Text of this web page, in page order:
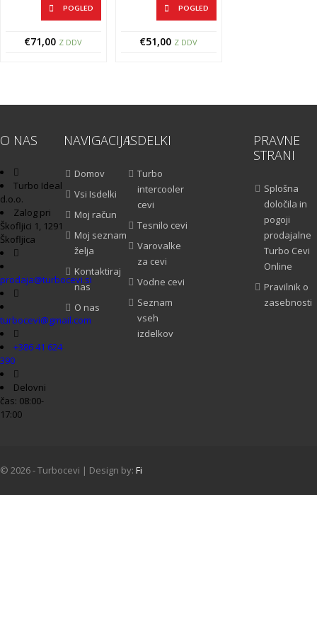
POGLED
€71,00 Z DDV
POGLED
€51,00 Z DDV
O NAS
Turbo Ideal
d.o.o.
Zalog pri
Škofljici 1, 1291
Škofljica
prodaja@turbocevi.si
turbocevi@gmail.com
+386 41 624
390
Delovni
čas: 08:00-
17:00
NAVIGACIJA
Domov
Vsi Isdelki
Moj račun
Moj seznam
želja
Kontaktiraj
nas
O nas
ISDELKI
Turbo
intercooler
cevi
Tesnilo cevi
Varovalke
za cevi
Vodne cevi
Seznam
vseh
izdelkov
PRAVNE
STRANI
Splošna
določila in
pogoji
prodajalne
Turbo Cevi
Online
Pravilnik o
zasebnosti
© 2026 - Turbocevi | Design by: Fi